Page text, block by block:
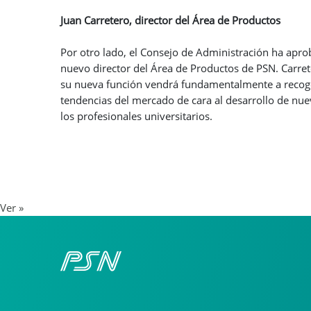
Juan Carretero, director del Área de Productos
Por otro lado, el Consejo de Administración ha
nuevo director del Área de Productos de PSN.
su nueva función vendrá fundamentalmente a
tendencias del mercado de cara al desarrollo de
los profesionales universitarios.
Ver »